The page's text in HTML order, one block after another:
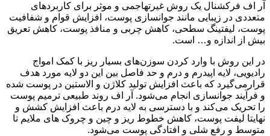
آر اف فرکشنال یک روش غیرتهاجمی و موثر برای کاربردهای
متعددی در زیبایی مانند جوانسازی پوست، افزایش قوام و شفافیت
پوست، لیفتینگ سطحی، کاهش چربی و منافذ پوست، کاهش تعریق
بیش از اندازه و… است.
در این روش با وارد کردن سوزن‌های بسیار ریز با کمک امواج
رادیویی، لایه اپیدرم و درم و حد فاصل بین این دو لایه مورد هدف
قرارمی‌گیرد که باعث افزایش تولید کلاژن و الاستین در پوست شده
و فرآیند جوانسازی انجام می‌شود. آر اف روند طبیعی ترمیم پوست
را تحریک می‌کند و با دسترسی به لایه درم باعث افزایش کشش و
نهایتا لیفت پوست، کاهش خطوط ریز و چین و چروک های ملایم تا
متوسط و رفع شلی و افتادگی پوست می‌شود.